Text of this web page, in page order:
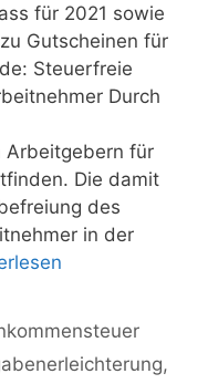
für 2021 sowie
Gutscheinen für
Steuerfreie
Durch
Arbeitgebern für
Die damit
des
in der
,